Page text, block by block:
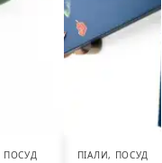
ПОСУД ПІАЛИ, ПОСУД